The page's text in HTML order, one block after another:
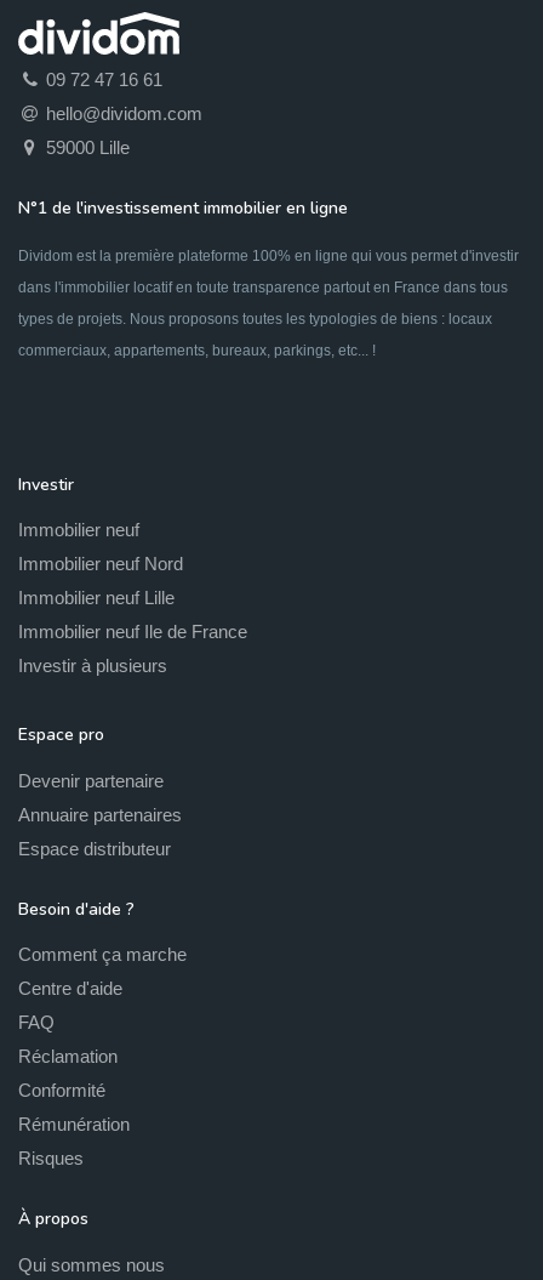
09 72 47 16 61
hello@dividom.com
59000 Lille
N°1 de l'investissement immobilier en ligne
Dividom est la première plateforme 100% en ligne qui vous permet d'investir
dans l'immobilier locatif en toute transparence partout en France dans tous
types de projets. Nous proposons toutes les typologies de biens : locaux
commerciaux, appartements, bureaux, parkings, etc... !
Investir
Immobilier neuf
Immobilier neuf Nord
Immobilier neuf Lille
Immobilier neuf Ile de France
Investir à plusieurs
Espace pro
Devenir partenaire
Annuaire partenaires
Espace distributeur
Besoin d'aide ?
Comment ça marche
Centre d'aide
FAQ
Réclamation
Conformité
Rémunération
Risques
À propos
Qui sommes nous